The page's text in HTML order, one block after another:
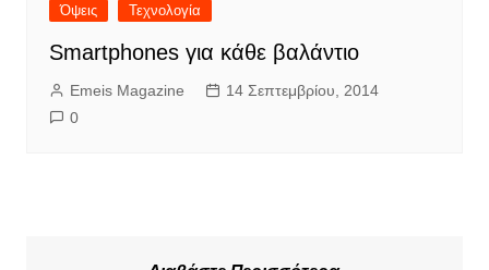
Όψεις Τεχνολογία
Smartphones για κάθε βαλάντιο
Emeis Magazine
14 Σεπτεμβρίου, 2014
0